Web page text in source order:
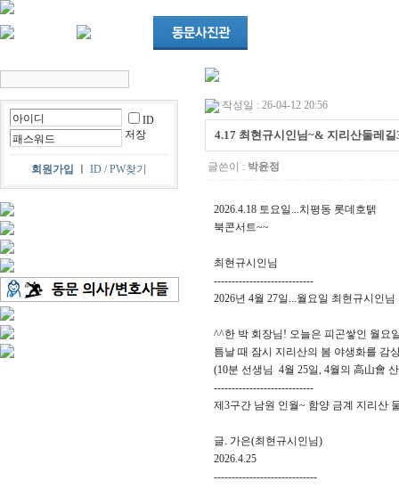
ID
저장
회원가입 ID / PW찾기
작성일 : 26-04-12 20:56
4.17 최현규시인님~& 지리산둘레길
글쓴이 : 박윤정
2026.4.18 토요일...치평동 롯데호텕
북콘서트~~
최현규시인님
----------------------------
2026년 4월 27일...월요일 최현규시인님
^^한 박 회장님! 오늘은 피곤쌓인 월요
틈날 때 잠시 지리산의 봄 야생화를 감
(10분 선생님 4월 25일, 4월의 高山會
----------------------------
제3구간 남원 인월~ 함양 금계 지리산
글. 가은(최현규시인님)
2026.4.25
-----------------------------